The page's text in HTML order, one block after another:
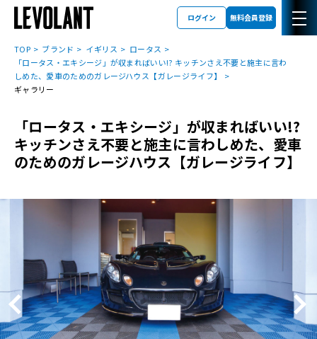
ログイン 無料会員登録
TOP ブランド イギリス
ロータス
「ロータス・エキシージ」が収まればいい!? キッチンさえ不要と施主に言わ
しめた、愛車のためのガレージハウス【ガレージライフ】
ギャラリー
「ロータス・エキシージ」が収まればいい!?
キッチンさえ不要と施主に言わしめた、愛車
のためのガレージハウス【ガレージライフ】